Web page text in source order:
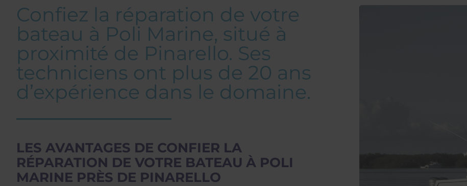
Confiez la réparation de votre
bateau à Poli Marine, situé à
proximité de Pinarello. Ses
techniciens ont plus de 20 ans
d’expérience dans le domaine.
LES AVANTAGES DE CONFIER LA
RÉPARATION DE VOTRE BATEAU À POLI
MARINE PRÈS DE PINARELLO